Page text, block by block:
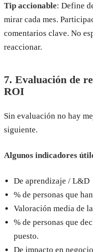
Tip accionable: Define
mirar cada mes.
comentarios clave. No
reaccionar.
7. Evaluación de
ROI
Sin evaluación no hay
siguiente.
Algunos indicadores
De aprendizaje / L&D
% de personas que
Valoración media de
% de personas que
puesto.
De impacto en negocio